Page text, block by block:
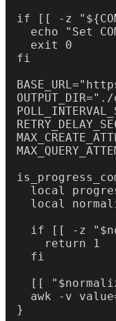
if [[ -z
echo "Set
  exit 0
fi
local
local
if [[ -z
    return 1
  fi
[[
awk -v
}